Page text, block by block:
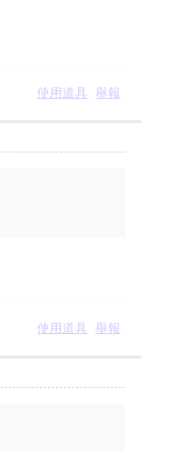
使用道具
舉報
使用道具
舉報